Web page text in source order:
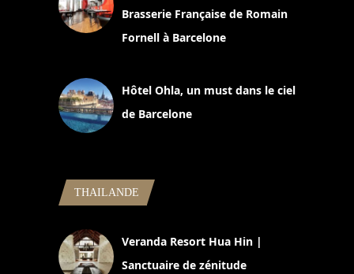
Brasserie Française de Romain
Fornell à Barcelone
Hôtel Ohla, un must dans le ciel
de Barcelone
THAILANDE
Veranda Resort Hua Hin |
Sanctuaire de zénitude